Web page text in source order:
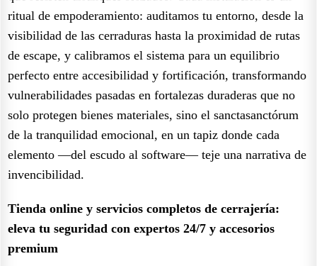
ritual de empoderamiento: auditamos tu entorno, desde la
visibilidad de las cerraduras hasta la proximidad de rutas
de escape, y calibramos el sistema para un equilibrio
perfecto entre accesibilidad y fortificación, transformando
vulnerabilidades pasadas en fortalezas duraderas que no
solo protegen bienes materiales, sino el sanctasanctórum
de la tranquilidad emocional, en un tapiz donde cada
elemento —del escudo al software— teje una narrativa de
invencibilidad.
Tienda online y servicios completos de cerrajería:
eleva tu seguridad con expertos 24/7 y accesorios
premium